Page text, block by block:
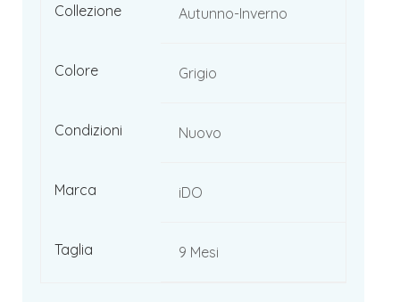
Collezione Autunno-Inverno
Colore Grigio
Condizioni Nuovo
Marca iDO
Taglia 9 Mesi